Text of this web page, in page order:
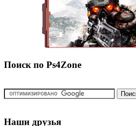
Поиск по Ps4Zone
Наши друзья